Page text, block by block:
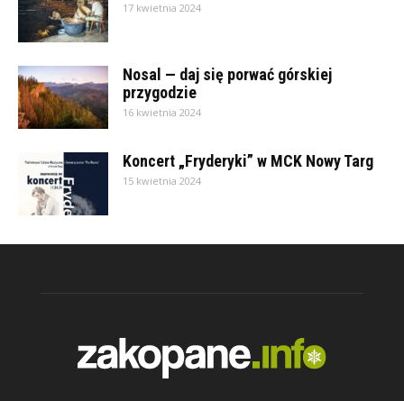
17 kwietnia 2024
Nosal — daj się porwać górskiej
przygodzie
16 kwietnia 2024
Koncert „Fryderyki” w MCK Nowy Targ
15 kwietnia 2024